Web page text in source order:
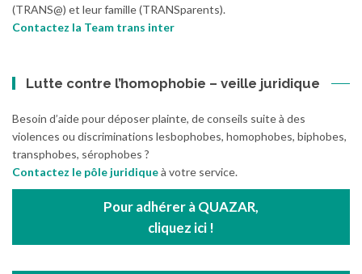
(TRANS@) et leur famille (TRANSparents).
Contactez la Team trans inter
Lutte contre l’homophobie – veille juridique
Besoin d’aide pour déposer plainte, de conseils suite à des
violences ou discriminations lesbophobes, homophobes, biphobes,
transphobes, sérophobes ?
Contactez le pôle juridiqueà votre service.
Pour adhérer à QUAZAR,
cliquez ici !